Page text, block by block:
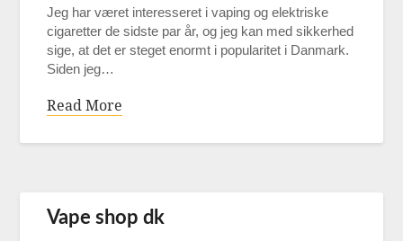
Jeg har været interesseret i vaping og elektriske
cigaretter de sidste par år, og jeg kan med sikkerhed
sige, at det er steget enormt i popularitet i Danmark.
Siden jeg…
Read More
Vape shop dk